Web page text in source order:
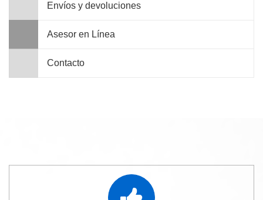
Envíos y devoluciones
Asesor en Línea
Contacto